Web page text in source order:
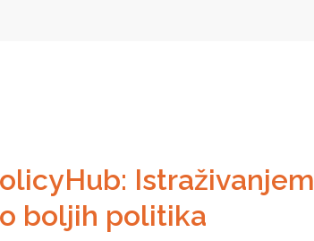
Istraživanjem
boljih politika